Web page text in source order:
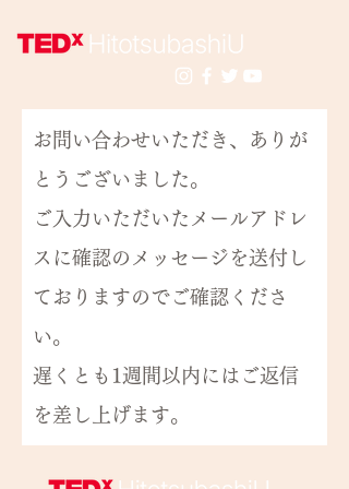
お問い合わせいただき、ありが
とうございました。
ご入力いただいたメールアドレ
スに確認のメッセージを送付し
ておりますのでご確認くださ
い。
​遅くとも1週間以内にはご返信
を差し上げます。